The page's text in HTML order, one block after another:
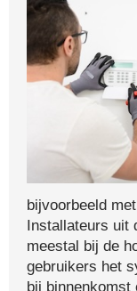
bijvoorbeeld
Installateurs uit
meestal bij de
gebruikers het
bij binnenkomst